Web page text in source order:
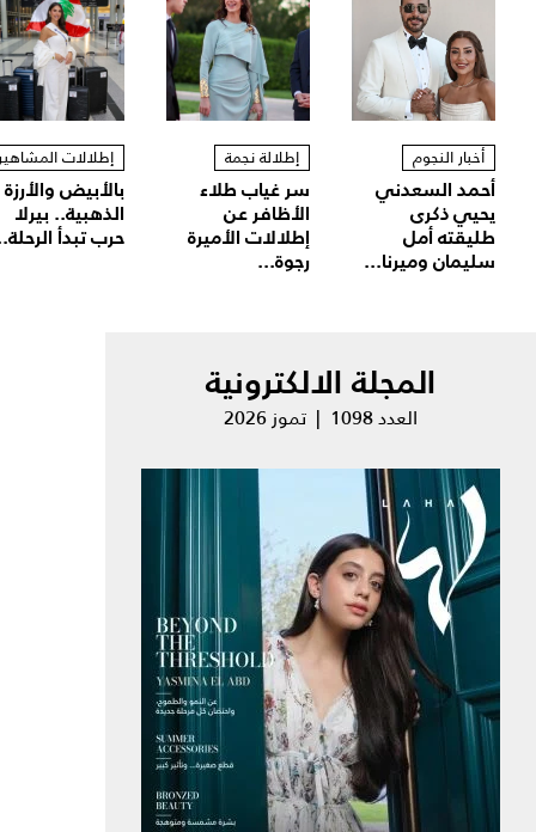
أخبار النجوم
أحمد السعدني
يحيي ذكرى
طليقته أمل
سليمان وميرنا...
إطلالة نجمة
سر غياب طلاء
الأظافر عن
إطلالات الأميرة
رجوة...
إطلالات
بالأبيض والأرزة
الذهبية.. بيرلا
حرب تبدأ
المجلة الالكترونية
العدد 1098 | تموز 2026